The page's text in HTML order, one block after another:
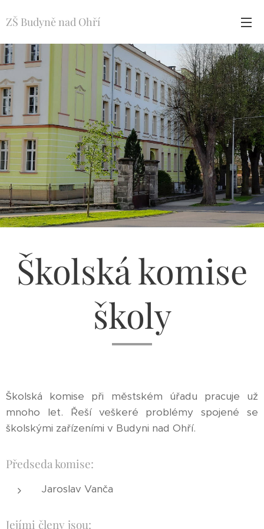
ZŠ Budyně nad Ohří
Školská komise
školy
Školská komise při městském úřadu pracuje už
mnoho let. Řeší veškeré problémy spojené se
školskými zařízeními v Budyni nad Ohří.
Předseda komise:
Jaroslav Vanča
Jejími členy jsou: